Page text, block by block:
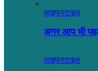
लाइफस्टाइल
अगर आप भी
लाइफस्टाइल